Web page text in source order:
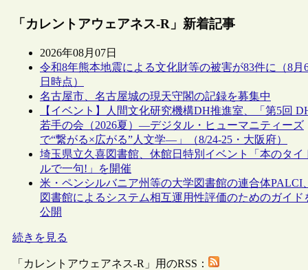
「カレントアウェアネス-R」新着記事
2026年08月07日
令和8年熊本地震による文化財等の被害が83件に（8月
日時点）
名古屋市、名古屋城の現天守閣の記録を募集中
【イベント】人間文化研究機構DH推進室、「第5回
若手の会（2026夏）―デジタル・ヒューマニティーズ
で“繋がる×広がる”人文学―」（8/24-25・大阪府）
埼玉県立久喜図書館、休館日特別イベント「本のタイ
ルで一句!」を開催
米・ペンシルバニア州等の大学図書館の連合体PALCI、
図書館によるシステム相互運用性評価のためのガイド
公開
続きを見る
「カレントアウェアネス-R」用のRSS：